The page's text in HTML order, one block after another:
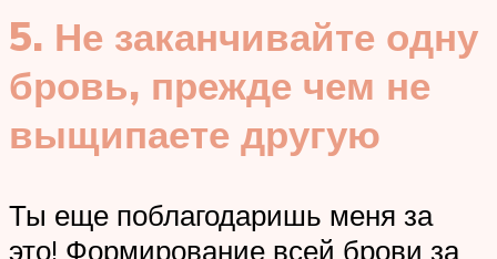
5. Не заканчивайте одну
бровь, прежде чем не
выщипаете другую
Ты еще поблагодаришь меня за
это! Формирование всей брови за